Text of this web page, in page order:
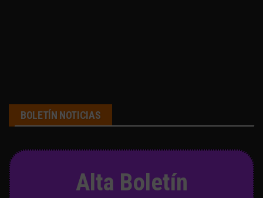
BOLETÍN NOTICIAS
Alta Boletín